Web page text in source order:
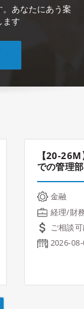
あなたにあう案
ます
【20-
での管理
金融
経理/財
ご相談
2026-